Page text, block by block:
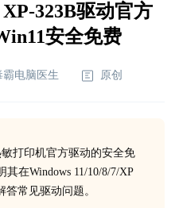
323B驱动官方
安全免费
霸电脑医生 原创
打印机官方驱动的安全免
在Windows 11/10/8/7/XP
答常见驱动问题。